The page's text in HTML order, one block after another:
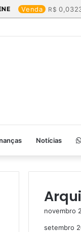
Venda
Notícias
novembro
setembro